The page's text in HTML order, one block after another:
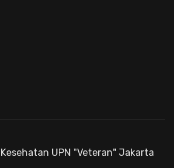
UPN "Veteran" Jakarta